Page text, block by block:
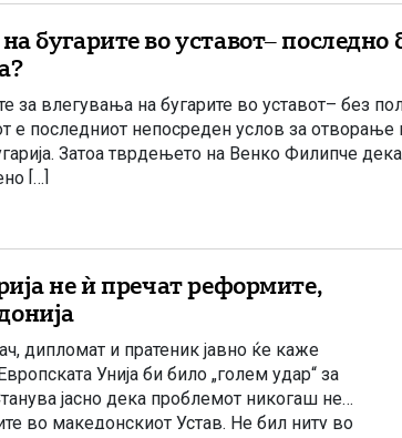
бугарите во уставот–
за влегувања на бугарите во уставот– без
е последниот непосреден услов за отворање
Затоа тврдењето на Венко Филипче
[…]
не ѝ пречат реформите,
дипломат и пратеник јавно ќе каже
Унија би било „голем удар“ за
јасно дека проблемот никогаш не
во македонскиот Устав. Не бил ниту во